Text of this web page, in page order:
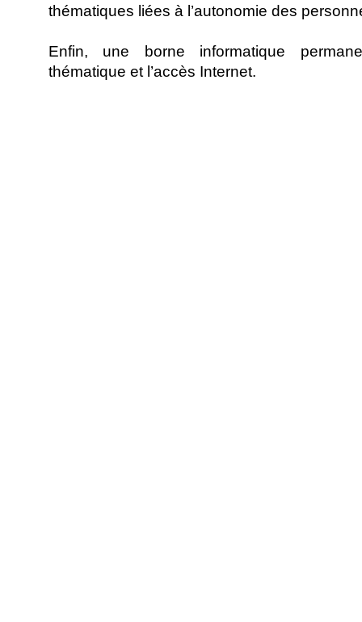
thématiques liées à l’autonomie des
Enfin, une borne informatique
thématique et l’accès Internet.